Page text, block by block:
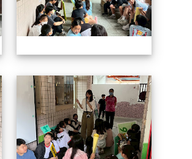
114自治市候選人政見發表會 114自治